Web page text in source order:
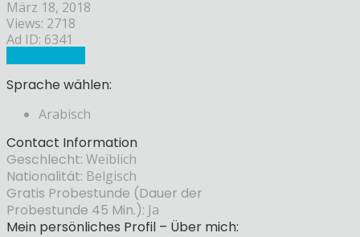
März 18, 2018
Views: 2718
Ad ID: 6341
Sprache wählen:
Arabisch
Contact Information
Geschlecht: Weiblich
Nationalität: Belgisch
Gratis Probestunde (Dauer der
Probestunde 45 Min.): Ja
Mein persönliches Profil – Über mich: